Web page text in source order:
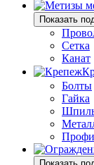
Показать
Сетка
Канат
Болты
Гайка